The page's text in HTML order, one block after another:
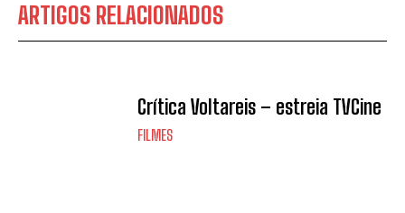
ARTIGOS RELACIONADOS
Crítica Voltareis – estreia TVCine
FILMES